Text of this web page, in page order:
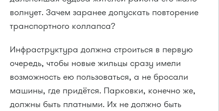
волнует. Зачем заранее допускать повторение
транспортного коллапса?
Инфраструктура должна строиться в первую
очередь, чтобы новые жильцы сразу имели
возможность ею пользоваться, а не бросали
машины, где придётся. Парковки, конечно же,
должны быть платными. Их не должно быть